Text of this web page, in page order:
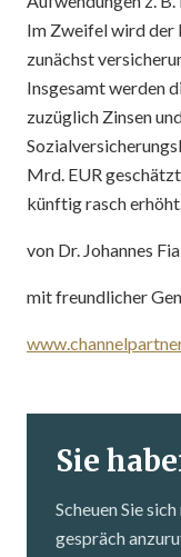
Im Zweifel wird der
zunächst
Insgesamt werden
zuzüglich Zinsen
Mrd. EUR
künftig rasch
von Dr. Johannes
mit freundlicher
Sie
Scheuen Sie
gespräch